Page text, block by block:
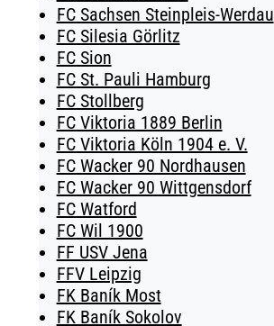
FC Sachsen Steinpleis-Werdau
FC Silesia Görlitz
FC Sion
FC St. Pauli Hamburg
FC Stollberg
FC Viktoria 1889 Berlin
FC Viktoria Köln 1904 e. V.
FC Wacker 90 Nordhausen
FC Wacker 90 Wittgensdorf
FC Watford
FC Wil 1900
FF USV Jena
FFV Leipzig
FK Baník Most
FK Baník Sokolov